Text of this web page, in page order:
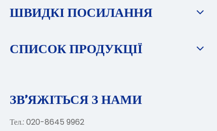
ШВИДКІ ПОСИЛАННЯ
СПИСОК ПРОДУКЦІЇ
ЗВ'ЯЖІТЬСЯ З НАМИ
Тел.: 020-8645 9962